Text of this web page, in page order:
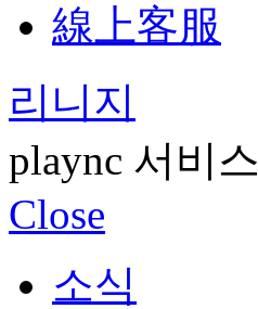
線上客服
리니지
plaync 서비스
Close
소식